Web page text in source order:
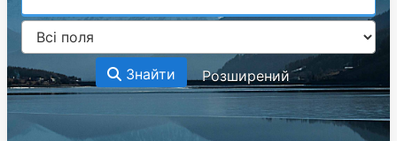
Знайти Розширений